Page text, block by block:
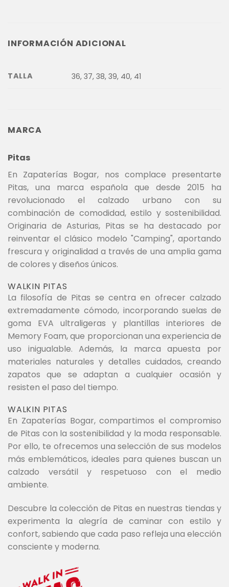
INFORMACIÓN ADICIONAL
TALLA 36, 37, 38, 39, 40, 41
MARCA
Pitas
En Zapaterías Bogar, nos complace presentarte
Pitas, una marca española que desde 2015 ha
revolucionado el calzado urbano con su
combinación de comodidad, estilo y sostenibilidad.
Originaria de Asturias, Pitas se ha destacado por
reinventar el clásico modelo "Camping", aportando
frescura y originalidad a través de una amplia gama
de colores y diseños únicos.
WALKIN PITAS
La filosofía de Pitas se centra en ofrecer calzado
extremadamente cómodo, incorporando suelas de
goma EVA ultraligeras y plantillas interiores de
Memory Foam, que proporcionan una experiencia de
uso inigualable. Además, la marca apuesta por
materiales naturales y detalles cuidados, creando
zapatos que se adaptan a cualquier ocasión y
resisten el paso del tiempo.
WALKIN PITAS
En Zapaterías Bogar, compartimos el compromiso
de Pitas con la sostenibilidad y la moda responsable.
Por ello, te ofrecemos una selección de sus modelos
más emblemáticos, ideales para quienes buscan un
calzado versátil y respetuoso con el medio
ambiente.
Descubre la colección de Pitas en nuestras tiendas y
experimenta la alegría de caminar con estilo y
confort, sabiendo que cada paso refleja una elección
consciente y moderna.